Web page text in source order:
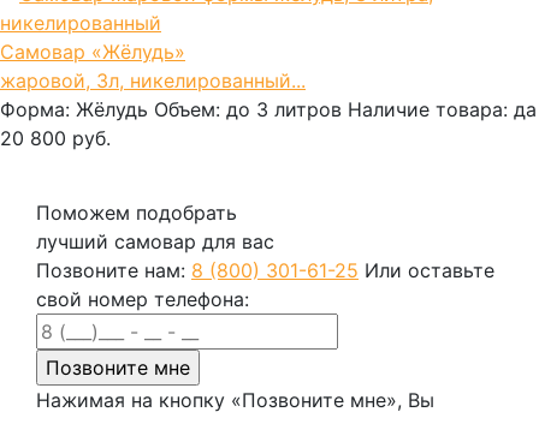
Самовар «Жёлудь»
жаровой, 3л, никелированный...
Форма: Жёлудь Объем: до 3 литров Наличие товара: да
20 800 руб.
Поможем подобрать
лучший самовар для вас
Позвоните нам: 8 (800) 301-61-25 Или оставьте
свой номер телефона:
Нажимая на кнопку «Позвоните мне», Вы